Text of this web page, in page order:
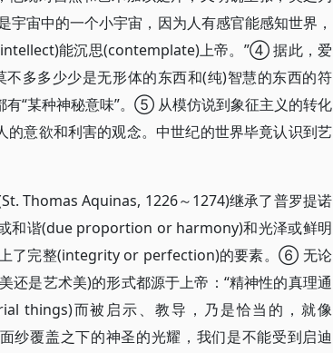
宙中的一个小宇宙，因为人有感官能感知世界，
能沉思(contemplate)上帝。”④ 据此，爱
多多少少是无形体的东西和(纯)智慧的东西的符
有“某种神秘意味”。⑤ 从模仿说到象征主义的转化
意欲和利害的观念。中世纪的世界毕竟认识到艺
Thomas Aquinas, 1226～1274)继承了普罗提诺
和谐(due proportion or harmony)和光泽或鲜明
了完整(integrity or perfection)的要素。⑥ 无论
还是艺术美)的形式都源于上帝：“精神性的真理通
things)而被启示、教导，乃是恰当的，就像
纱覆盖之下的神圣的光耀，我们是不能受到启迪